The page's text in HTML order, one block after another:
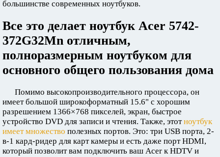
большинстве современных ноутбуков.
Все это делает ноутбук Acer 5742-
372G32Mn отличным,
полноразмерным ноутбуком для
основного общего пользования дома
Помимо высокопроизводительного процессора, он
имеет большой широкоформатный 15.6" с хорошим
разрешением 1366×768 пикселей, экран, быстрое
устройство DVD для записи и чтения. Также, этотноутбук
имеет множество полезных портов. Это: три USB порта, 2-
в-1 кард-ридер для карт камеры и есть даже порт HDMI,
который позволит вам подключить ваш Acer к HDTV и